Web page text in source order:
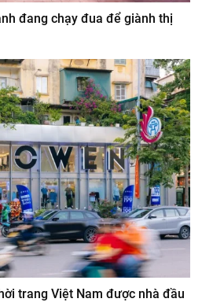
đang chạy đua để giành thị
trang Việt Nam được nhà đầu